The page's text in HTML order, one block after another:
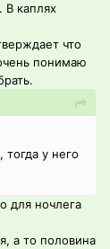
В каплях
что
понимаю
у него
для ночлега
а то половина